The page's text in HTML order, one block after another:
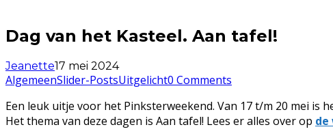
Dag van het Kasteel. Aan tafel!
Jeanette17 mei 2024
AlgemeenSlider-PostsUitgelicht0 Comments
Een leuk uitje voor het Pinksterweekend. Van 17 t/m 20 mei is
Het thema van deze dagen is Aan tafel! Lees er alles over op de